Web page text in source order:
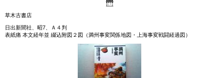
草木古書店
日出新聞社、昭7、Ａ４判
表紙痛 本文経年並 綴込附図２図（満州事変関係地図・上海事変戦闘経過図）